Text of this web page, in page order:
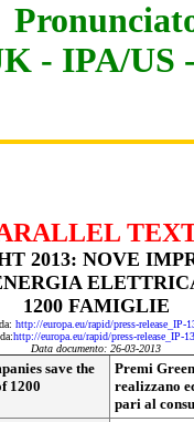
- IPA/US
2013: NOVE
1200 FAMIGLIE
http://europa.eu/rapid/press-release_IP-
http://europa.eu/rapid/press-release_IP-
Data documento: 26-03-2013
save the
1200
Premi
realizzano
pari al